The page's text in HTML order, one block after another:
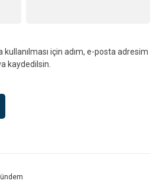
için adım, e-posta adresim
kaydedilsin.